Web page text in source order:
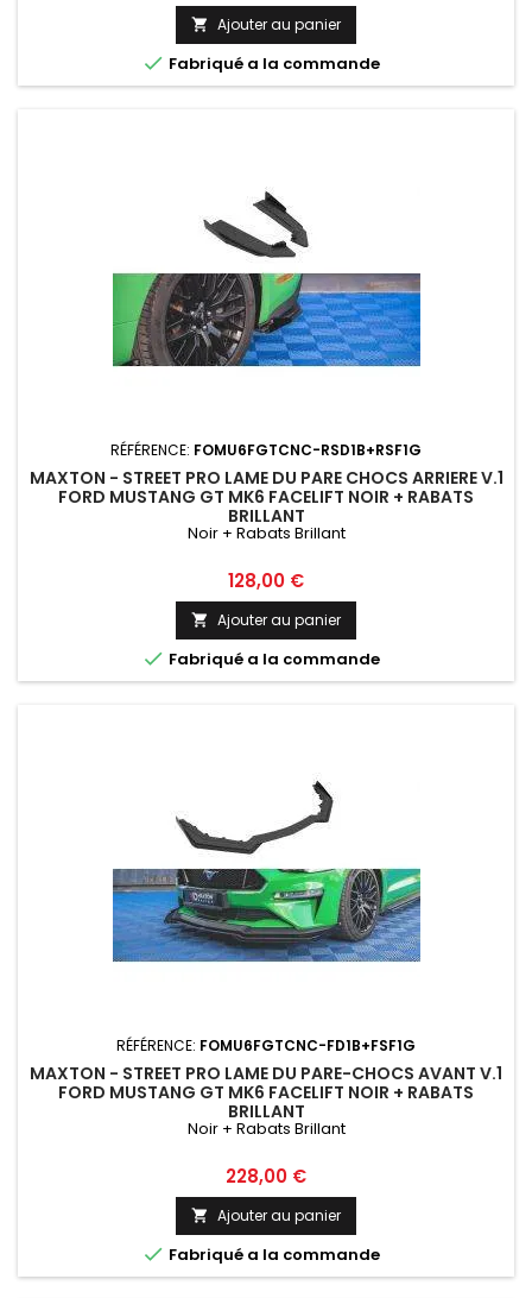
 Ajouter au panier
 Fabriqué a la commande
RÉFÉRENCE: FOMU6FGTCNC-RSD1B+RSF1G
MAXTON - STREET PRO LAME DU PARE CHOCS ARRIERE V.1
FORD MUSTANG GT MK6 FACELIFT NOIR + RABATS
BRILLANT
Noir + Rabats Brillant
Prix
128,00 €
 Ajouter au panier
 Fabriqué a la commande
RÉFÉRENCE: FOMU6FGTCNC-FD1B+FSF1G
MAXTON - STREET PRO LAME DU PARE-CHOCS AVANT V.1
FORD MUSTANG GT MK6 FACELIFT NOIR + RABATS
BRILLANT
Noir + Rabats Brillant
Prix
228,00 €
 Ajouter au panier
 Fabriqué a la commande